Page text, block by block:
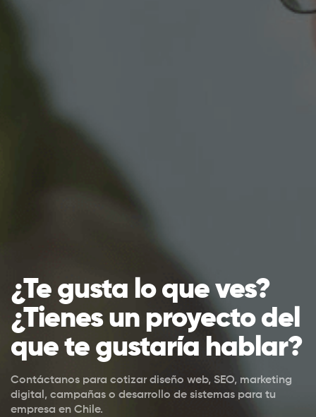
¿Te gusta lo que ves?
¿Tienes un proyecto del
que te gustaría hablar?
Contáctanos para cotizar diseño web, SEO, marketing
digital, campañas o desarrollo de sistemas para tu
empresa en Chile.